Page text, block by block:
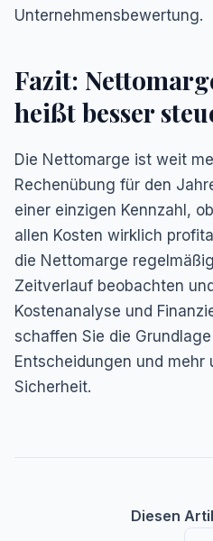
Unternehmensbewertung.
Fazit:
heißt besser
Die Nettomarge ist weit
Rechenübung für den
einer einzigen Kennzahl,
allen Kosten wirklich
die Nettomarge
Zeitverlauf beobachten
Kostenanalyse und
schaffen Sie die
Entscheidungen und mehr
Sicherheit.
Diesen